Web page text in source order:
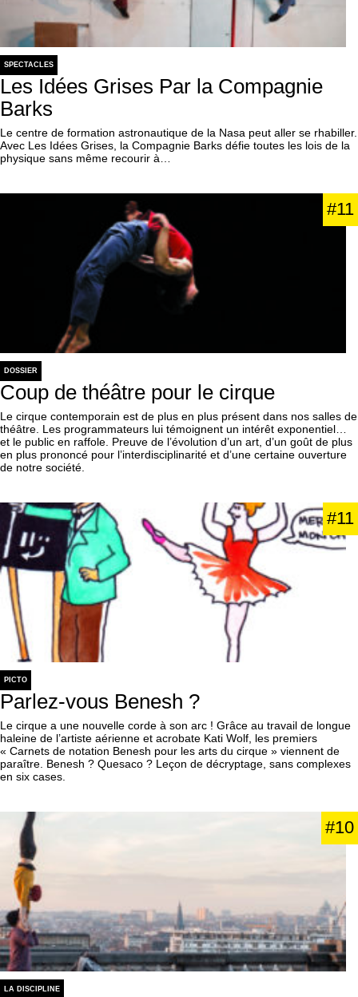
SPECTACLES
Les Idées Grises Par la Compagnie
Barks
Le centre de formation astronautique de la Nasa peut aller se rhabiller.
Avec Les Idées Grises, la Compagnie Barks défie toutes les lois de la
physique sans même recourir à…
#11
DOSSIER
Coup de théâtre pour le cirque
Le cirque contemporain est de plus en plus présent dans nos salles de
théâtre. Les programmateurs lui témoignent un intérêt exponentiel…
et le public en raffole. Preuve de l’évolution d’un art, d’un goût de plus
en plus prononcé pour l’interdisciplinarité et d’une certaine ouverture
de notre société.
#11
PICTO
Parlez-vous Benesh ?
Le cirque a une nouvelle corde à son arc ! Grâce au travail de longue
haleine de l’artiste aérienne et acrobate Kati Wolf, les premiers
« Carnets de notation Benesh pour les arts du cirque » viennent de
paraître. Benesh ? Quesaco ? Leçon de décryptage, sans complexes
en six cases.
#10
LA DISCIPLINE